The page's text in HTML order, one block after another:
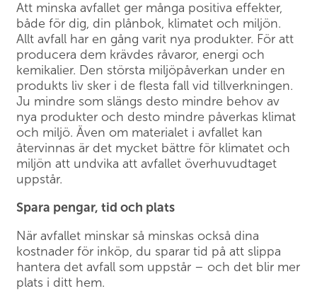
Att minska avfallet ger många positiva effekter,
både för dig, din plånbok, klimatet och miljön.
Allt avfall har en gång varit nya produkter. För att
producera dem krävdes råvaror, energi och
kemikalier. Den största miljöpåverkan under en
produkts liv sker i de flesta fall vid tillverkningen.
Ju mindre som slängs desto mindre behov av
nya produkter och desto mindre påverkas klimat
och miljö. Även om materialet i avfallet kan
återvinnas är det mycket bättre för klimatet och
miljön att undvika att avfallet överhuvudtaget
uppstår.
Spara pengar, tid och plats
När avfallet minskar så minskas också dina
kostnader för inköp, du sparar tid på att slippa
hantera det avfall som uppstår – och det blir mer
plats i ditt hem.